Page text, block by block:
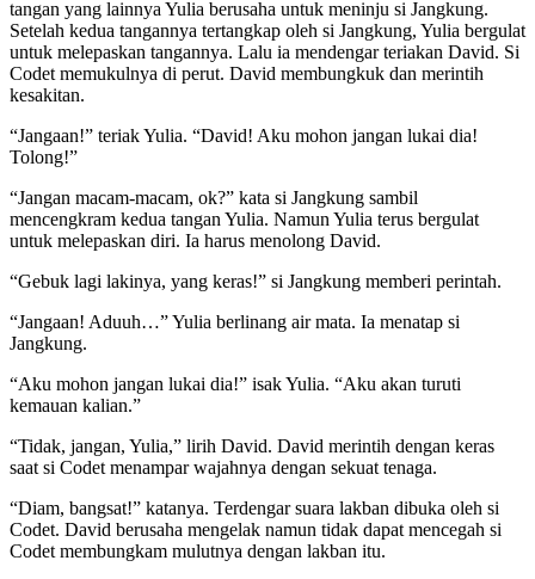
tangan yang lainnya Yulia berusaha untuk meninju si Jangkung.
Setelah kedua tangannya tertangkap oleh si Jangkung, Yulia bergulat
untuk melepaskan tangannya. Lalu ia mendengar teriakan David. Si
Codet memukulnya di perut. David membungkuk dan merintih
kesakitan.
“Jangaan!” teriak Yulia. “David! Aku mohon jangan lukai dia!
Tolong!”
“Jangan macam-macam, ok?” kata si Jangkung sambil
mencengkram kedua tangan Yulia. Namun Yulia terus bergulat
untuk melepaskan diri. Ia harus menolong David.
“Gebuk lagi lakinya, yang keras!” si Jangkung memberi perintah.
“Jangaan! Aduuh…” Yulia berlinang air mata. Ia menatap si
Jangkung.
“Aku mohon jangan lukai dia!” isak Yulia. “Aku akan turuti
kemauan kalian.”
“Tidak, jangan, Yulia,” lirih David. David merintih dengan keras
saat si Codet menampar wajahnya dengan sekuat tenaga.
“Diam, bangsat!” katanya. Terdengar suara lakban dibuka oleh si
Codet. David berusaha mengelak namun tidak dapat mencegah si
Codet membungkam mulutnya dengan lakban itu.